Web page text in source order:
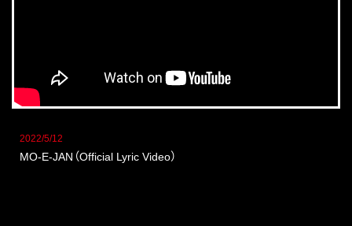
2022/5/12
MO-E-JAN（Official Lyric Video）